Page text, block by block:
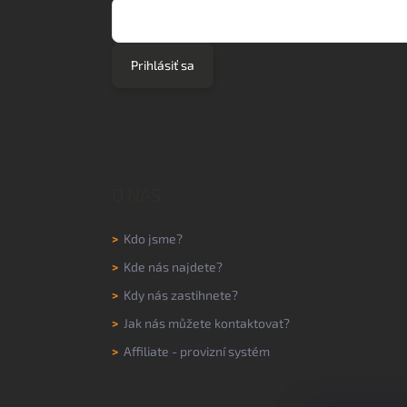
Prihlásiť sa
> Kdo jsme?
> Kde nás najdete?
> Kdy nás zastihnete?
> Jak nás můžete kontaktovat?
> Affiliate - provizní systém